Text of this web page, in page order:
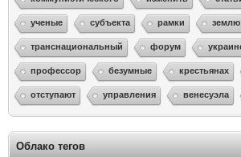
ученые субъекта рамки землю
транснациональный форум
профессор безумные крестьянах
отступают управления венесуэла
Облако тегов